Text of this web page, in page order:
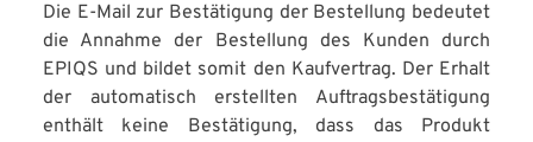
Die E-Mail zur Bestätigung der Bestellung bedeutet
die Annahme der Bestellung des Kunden durch
EPIQS und bildet somit den Kaufvertrag. Der Erhalt
der automatisch erstellten Auftragsbestätigung
enthält keine Bestätigung, dass das Produkt